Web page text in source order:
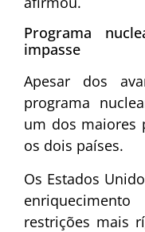
Programa
impasse
Apesar dos
programa
um dos maiores
os dois países.
Os Estados
restrições mais